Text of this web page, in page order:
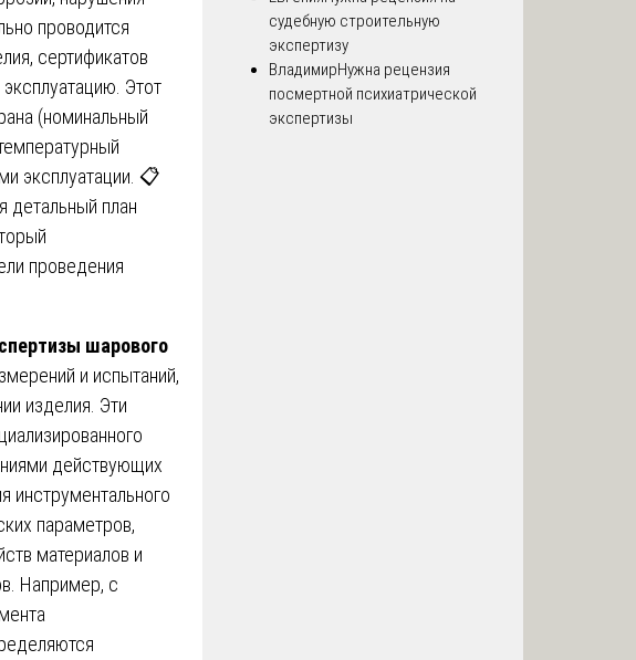
проводится
сертификатов
Этот
(номинальный
эксплуатации. 📋
детальный план
проведения
шарового
и испытаний,
изделия. Эти
действующих
инструментального
параметров,
материалов и
Например, с
судебную строительную
экспертизу
ВладимирНужна рецензия
посмертной психиатрической
экспертизы